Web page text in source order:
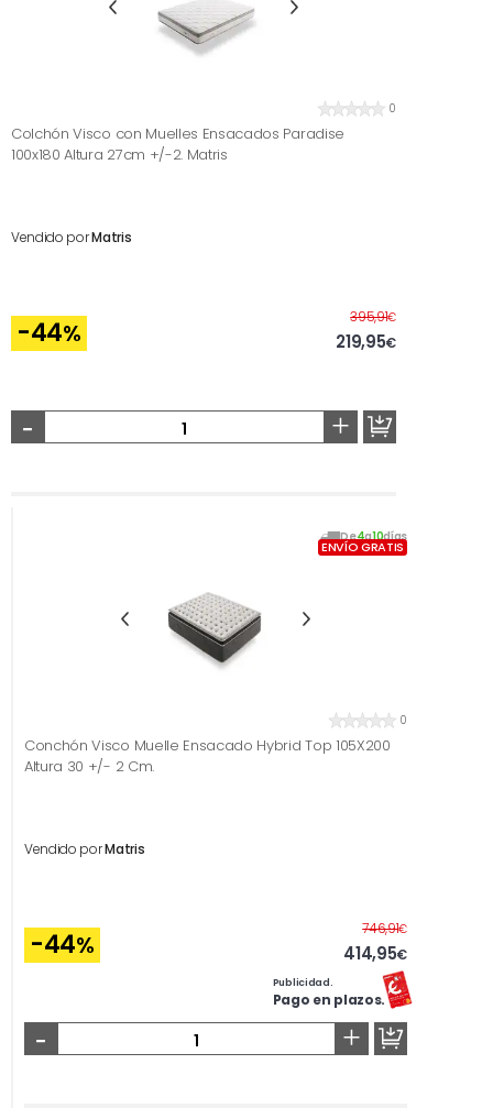
0
Colchón Visco con Muelles Ensacados Paradise
100x180 Altura 27cm +/-2. Matris
Vendido porMatris
-44%
395,91€Antes
219,95€
- +
De4a10días
ENVÍO GRATIS
0
Conchón Visco Muelle Ensacado Hybrid Top 105X200
Altura 30 +/- 2 Cm.
Vendido porMatris
-44%
746,91€Antes
414,95€
Publicidad.
Pago en plazos.
- +